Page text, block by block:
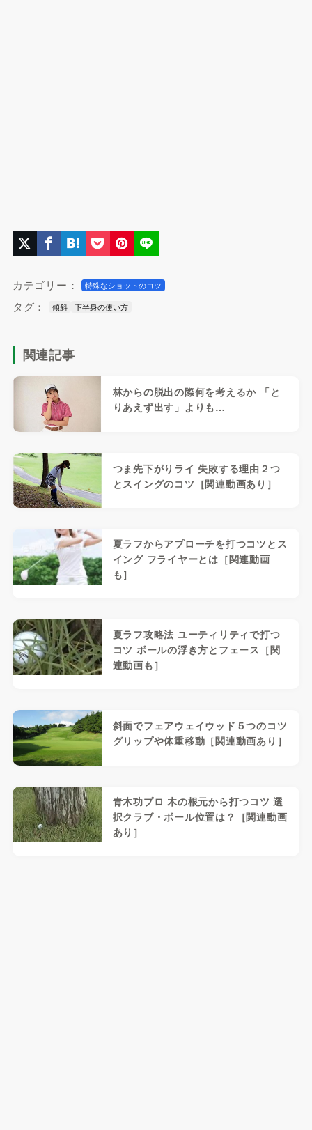
カテゴリー： 特殊なショットのコツ
タグ： 傾斜 下半身の使い方
関連記事
林からの脱出の際何を考えるか 「と
りあえず出す」よりも…
つま先下がりライ 失敗する理由２つ
とスイングのコツ［関連動画あり］
夏ラフからアプローチを打つコツとス
イング フライヤーとは［関連動画
も］
夏ラフ攻略法 ユーティリティで打つ
コツ ボールの浮き方とフェース［関
連動画も］
斜面でフェアウェイウッド５つのコツ
グリップや体重移動［関連動画あり］
青木功プロ 木の根元から打つコツ 選
択クラブ・ボール位置は？［関連動画
あり］